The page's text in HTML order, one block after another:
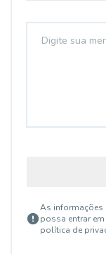
As informações
possa entrar
política de